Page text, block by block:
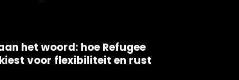
het woord: hoe Refugee
voor flexibiliteit en rust